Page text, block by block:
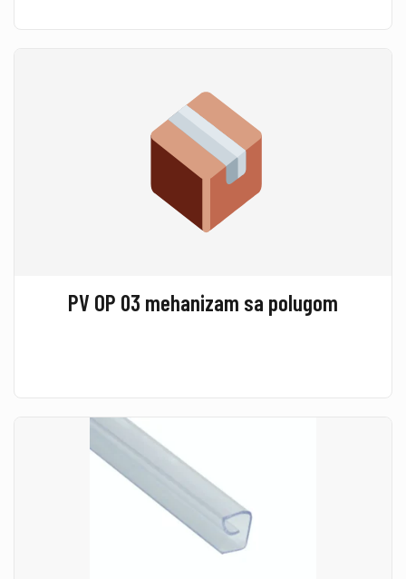
PV OP 03 mehanizam sa polugom